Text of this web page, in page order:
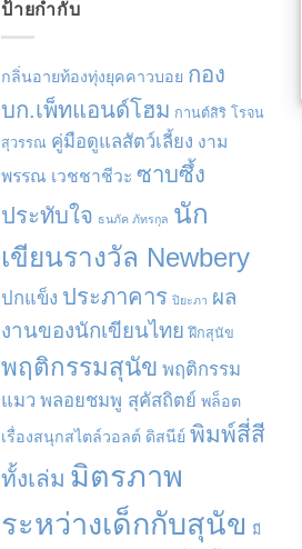
ป้ายกำกับ
กลิ่นอายท้องทุ่งยุคคาวบอย กอง
บก.เพ็ทแอนด์โฮม กานต์สิริ โรจน
สุวรรณ คู่มือดูแลสัตว์เลี้ยง งาม
พรรณ เวชชาชีวะ ซาบซึ้ง
ประทับใจ ธนภัค ภัทรกุล นัก
เขียนรางวัล Newbery
ปกแข็ง ประภาคาร ปิยะภา ผล
งานของนักเขียนไทย ฝึกสุนัข
พฤติกรรมสุนัข พฤติกรรม
แมว พลอยชมพู สุคัสถิตย์ พล็อต
เรื่องสนุกสไตล์วอลต์ ดิสนีย์ พิมพ์สี่สี
ทั้งเล่ม มิตรภาพ
ระหว่างเด็กกับสุนัข มี